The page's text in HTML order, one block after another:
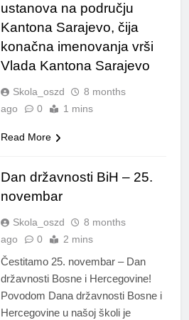
ustanova na području
Kantona Sarajevo, čija
konačna imenovanja vrši
Vlada Kantona Sarajevo
Skola_oszd
8 months
ago
0 1 mins
Read More
Dan državnosti BiH – 25.
novembar
Skola_oszd
8 months
ago
0 2 mins
Čestitamo 25. novembar – Dan
državnosti Bosne i Hercegovine!
Povodom Dana državnosti Bosne i
Hercegovine u našoj školi je